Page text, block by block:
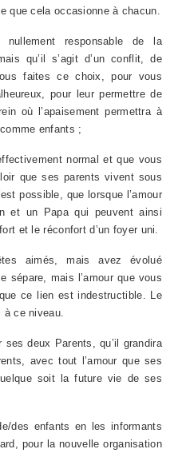
que cela occasionne à chacun.
nullement responsable de la
qu’il s’agit d’un conflit, de
faites ce choix, pour vous
pour leur permettre de
où l’apaisement permettra à
enfants ;
normal et que vous
que ses parents vivent sous
possible, que lorsque l’amour
et un Papa qui peuvent ainsi
et le réconfort d’un foyer uni.
aimés, mais avez évolué
sépare, mais l’amour que vous
ce lien est indestructible. Le
ce niveau.
ses deux Parents, qu’il grandira
avec tout l’amour que ses
soit la future vie de ses
des enfants en les informants
pour la nouvelle organisation